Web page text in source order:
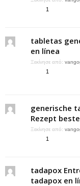
1
tabletas
en línea
Ξεκίνησε από:
1
generische
Rezept
Ξεκίνησε από:
1
tadapox
tadapox en